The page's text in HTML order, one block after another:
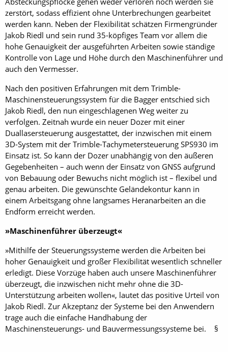
zerstört, sodass effizient ohne Unterbrechungen gearbeitet
werden kann. Neben der Flexibilität schätzen Firmengründer
Jakob Riedl und sein rund 35-köpfiges Team vor allem die
hohe Genauigkeit der ausgeführten Arbeiten sowie ständige
Kontrolle von Lage und Höhe durch den Maschinenführer und
auch den Vermesser.
Nach den positiven Erfahrungen mit dem Trimble-
Maschinensteuerungssystem für die Bagger entschied sich
Jakob Riedl, den nun eingeschlagenen Weg weiter zu
verfolgen. Zeitnah wurde ein neuer Dozer mit einer
Duallasersteuerung ausgestattet, der inzwischen mit einem
3D-System mit der Trimble-Tachymetersteuerung SPS930 im
Einsatz ist. So kann der Dozer unabhängig von den äußeren
Gegebenheiten – auch wenn der Einsatz von GNSS aufgrund
von Bebauung oder Bewuchs nicht möglich ist – flexibel und
genau arbeiten. Die gewünschte Geländekontur kann in
einem Arbeitsgang ohne langsames Heranarbeiten an die
Endform erreicht werden.
»Maschinenführer überzeugt«
»Mithilfe der Steuerungssysteme werden die Arbeiten bei
hoher Genauigkeit und großer Flexibilität wesentlich schneller
erledigt. Diese Vorzüge haben auch unsere Maschinenführer
überzeugt, die inzwischen nicht mehr ohne die 3D-
Unterstützung arbeiten wollen«, lautet das positive Urteil von
Jakob Riedl. Zur Akzeptanz der Systeme bei den Anwendern
trage auch die einfache Handhabung der
Maschinensteuerungs- und Bauvermessungssysteme bei. §